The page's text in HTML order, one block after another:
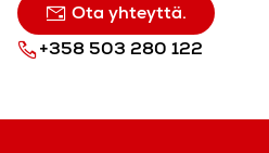
Ota yhteyttä.
+358 503 280 122